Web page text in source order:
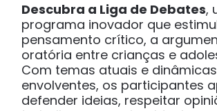
Descubra a Liga de Debates,
programa inovador que
pensamento crítico, a
oratória entre crianças e
Com temas atuais e dinâmicas
envolventes, os participantes
defender ideias, respeitar